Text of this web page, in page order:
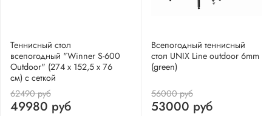
Теннисный стол
всепогодный "Winner S-600
Outdoor" (274 х 152,5 х 76
см) с сеткой
62490 руб
49980 руб
Всепогодный теннисный
стол UNIX Line outdoor 6mm
(green)
56000 руб
53000 руб